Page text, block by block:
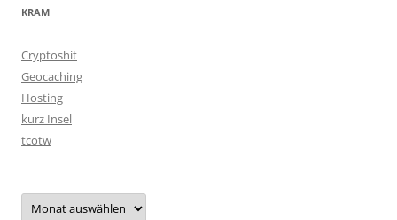
KRAM
Cryptoshit
Geocaching
Hosting
kurz Insel
tcotw
Archiv